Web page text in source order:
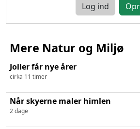
Log ind
Mere Natur og Miljø
Joller får nye årer
cirka 11 timer
Når skyerne maler himlen
2 dage